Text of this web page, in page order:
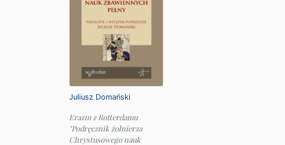
Juliusz Domański
Erazm z Rotterdamu
"Podręcznik żołnierza
Chrystusowego nauk